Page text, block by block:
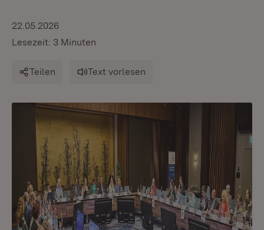
22.05.2026
Lesezeit: 3 Minuten
Teilen Text vorlesen